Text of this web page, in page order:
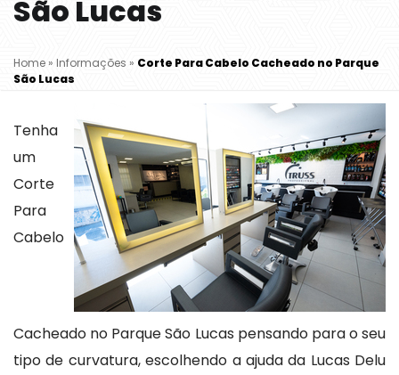
São Lucas
Home » Informações » Corte Para Cabelo Cacheado no Parque
São Lucas
Tenha
um
Corte
Para
Cabelo
Cacheado no Parque São Lucas pensando para o seu
tipo de curvatura, escolhendo a ajuda da Lucas Delu